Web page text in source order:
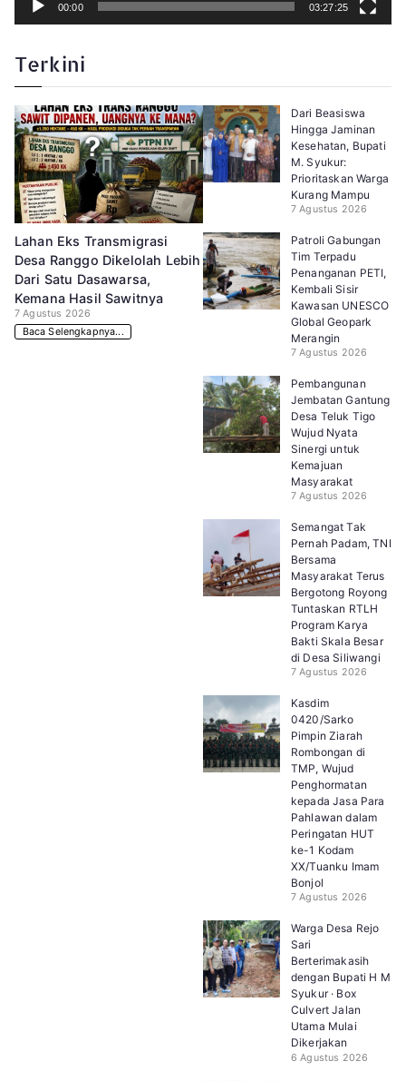
00:00 03:27:25
Terkini
Lahan Eks Transmigrasi
Desa Ranggo Dikelolah Lebih
Dari Satu Dasawarsa,
Kemana Hasil Sawitnya
7 Agustus 2026
Baca Selengkapnya...
Dari Beasiswa
Hingga Jaminan
Kesehatan, Bupati
M. Syukur:
Prioritaskan Warga
Kurang Mampu
7 Agustus 2026
Patroli Gabungan
Tim Terpadu
Penanganan PETI,
Kembali Sisir
Kawasan UNESCO
Global Geopark
Merangin
7 Agustus 2026
Pembangunan
Jembatan Gantung
Desa Teluk Tigo
Wujud Nyata
Sinergi untuk
Kemajuan
Masyarakat
7 Agustus 2026
Semangat Tak
Pernah Padam, TNI
Bersama
Masyarakat Terus
Bergotong Royong
Tuntaskan RTLH
Program Karya
Bakti Skala Besar
di Desa Siliwangi
7 Agustus 2026
Kasdim
0420/Sarko
Pimpin Ziarah
Rombongan di
TMP, Wujud
Penghormatan
kepada Jasa Para
Pahlawan dalam
Peringatan HUT
ke-1 Kodam
XX/Tuanku Imam
Bonjol
7 Agustus 2026
Warga Desa Rejo
Sari
Berterimakasih
dengan Bupati H M
Syukur · Box
Culvert Jalan
Utama Mulai
Dikerjakan
6 Agustus 2026